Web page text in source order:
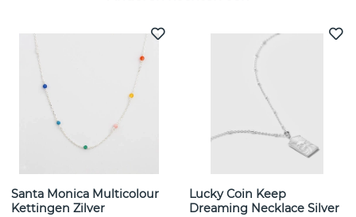
Santa Monica Multicolour
Kettingen Zilver
Lucky Coin Keep
Dreaming Necklace Silver